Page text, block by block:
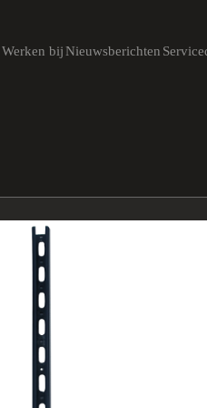
Werken bijNieuwsberichten